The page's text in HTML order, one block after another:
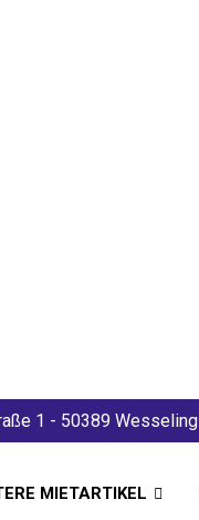
1 - 50389 Wesseling
MIETARTIKEL